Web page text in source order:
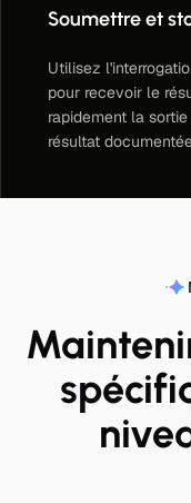
Soumettre et
Utilisez
pour recevoir le
rapidement la
résultat